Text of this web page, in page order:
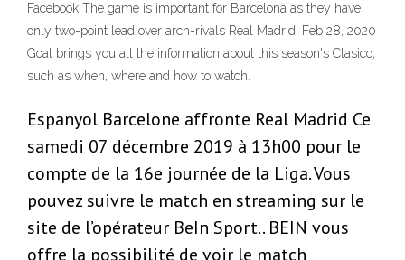
Facebook The game is important for Barcelona as they have
only two-point lead over arch-rivals Real Madrid. Feb 28, 2020
Goal brings you all the information about this season's Clasico,
such as when, where and how to watch.
Espanyol Barcelone affronte Real Madrid Ce
samedi 07 décembre 2019 à 13h00 pour le
compte de la 16e journée de la Liga. Vous
pouvez suivre le match en streaming sur le
site de l’opérateur BeIn Sport.. BEIN vous
offre la possibilité de voir le match